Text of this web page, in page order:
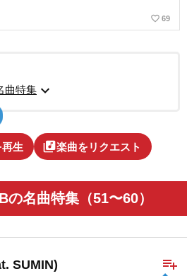
favorite_border 69
曲特集 expand_more
生 library_music楽曲をリクエスト
の名曲特集（51〜60）
playlist_add
SUMIN)